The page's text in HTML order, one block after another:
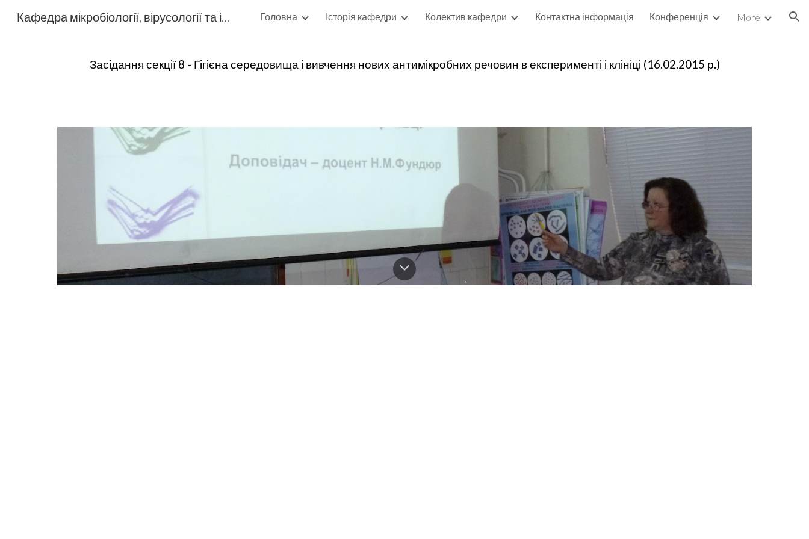
Skip to main content Skip to navigation
Кафедра мікробіології, вірусології та імунології Головна Історія кафедри Колектив кафедри Контактна інформація Конференція More
Засідання секції 8 - Гігієна середовища і вивчення нових антимікробних речовин в експерименті і клініці (16.02.2015 р.)